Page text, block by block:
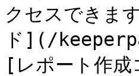
クセスできま
ド](/
[レポート作